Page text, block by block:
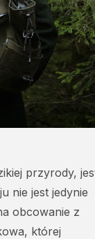
przyrody,
nie jest jedynie
obcowanie z
której